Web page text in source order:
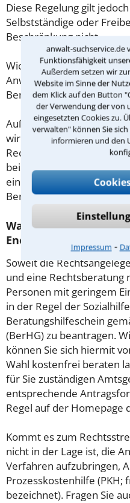
anwalt-suchservice.de
Funktionsfähigkeit
Außerdem setzen wir
Website im Sinne der
dem Klick auf den Button
der Verwendung der von
eingesetzten Cookies zu.
verwalten" können Sie
informieren und den
Impressum ⁃
Diese Regelung gilt
Selbstständige oder
Beschränkung nicht.
Wichtig daher: Klären Sie
Anwalt aus Stuttgart
Beratung.
Außerdem gut zu wissen:
wird die
Rechtsanwalts
beispielsweise aufgrund
einem Prozess kommen,
Beratungsgebühr nicht
Was tun wenn ich
Energierecht leisten
Soweit die
und eine Rechtsberatung
Personen mit geringem
in der Regel der
Beratungshilfeschein
(BerHG) zu beantragen.
können Sie sich hiermit
Wahl kostenfrei beraten
für Sie zuständigen
entsprechende
Regel auf der Homepage
Kommt es zum
nicht in der Lage ist, die
Verfahren aufzubringen,
Prozesskostenhilfe (PKH;
bezeichnet). Fragen Sie